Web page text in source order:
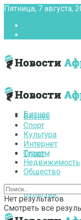
Пятница, 7 августа,
Бизнес
Спорт
Культура
Бизнес
Спорт
Культура
Интернет
Туризм
Недвижимость
Общество
Нет результатов
Смотреть все